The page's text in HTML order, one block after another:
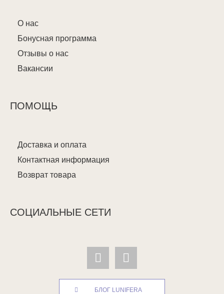
О нас
Бонусная программа
Отзывы о нас
Вакансии
ПОМОЩЬ
Доставка и оплата
Контактная информация
Возврат товара
СОЦИАЛЬНЫЕ СЕТИ
БЛОГ LUNIFERA